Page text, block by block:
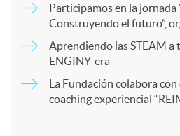
Participamos en la jornada
Construyendo el futuro”,
Aprendiendo las STEAM a
ENGINY-era
La Fundación colabora
coaching experiencial